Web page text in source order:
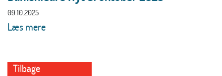
09.10.2025
Læs mere
Tilbage